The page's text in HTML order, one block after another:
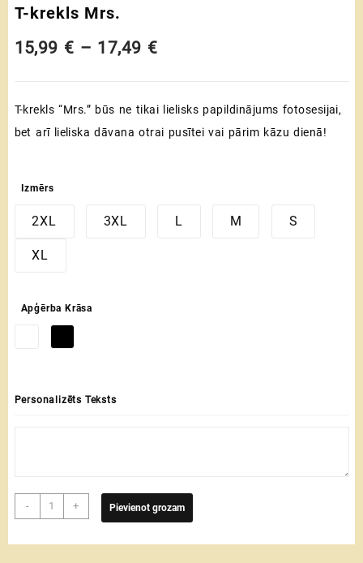
T-krekls Mrs.
15,99 € – 17,49 €Price
15,99 €
T-krekls “Mrs.” būs ne tikai lielisks papildinājums fotosesijai,
bet arī lieliska dāvana otrai pusītei vai pārim kāzu dienā!
Izmērs
2XL 3XL L M S
XL
Apģērba Krāsa
Personalizēts Teksts
-
krekls
+ Pievienot grozam